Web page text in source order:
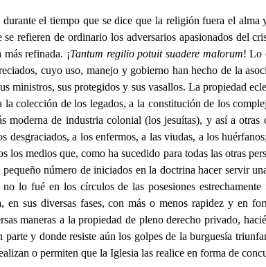
el tiempo que se dice que la religión fuera el alma
refieren de ordinario los adversarios apasionados del
refinada. ¡Tantum regilio potuit suadere malorum! Lo
cuyo uso, manejo y gobierno han hecho de la
ministros, sus protegidos y sus vasallos. La propiedad
colección de los legados, a la constitución de los
moderna de industria colonial (los jesuítas), y así a otras
a los enfermos, a las viudas, a los
medios que, como ha sucedido para todas las otras
número de iniciados en la doctrina hacer servir
lo fué en los círculos de las posesiones
sus diversas fases, con más o menos rapidez y en
maneras a la propiedad de pleno derecho privado,
y donde resiste aún los golpes de la burguesía
o permiten que la Iglesia las realice en forma de